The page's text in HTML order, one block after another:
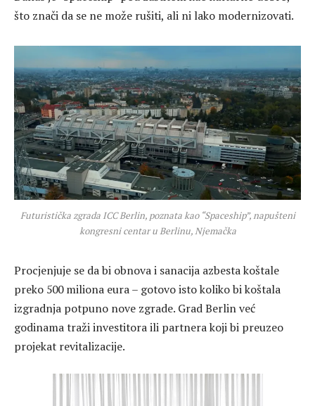
što znači da se ne može rušiti, ali ni lako modernizovati.
Futuristička zgrada ICC Berlin, poznata kao “Spaceship”, napušteni
kongresni centar u Berlinu, Njemačka
Procjenjuje se da bi obnova i sanacija azbesta koštale
preko 500 miliona eura – gotovo isto koliko bi koštala
izgradnja potpuno nove zgrade. Grad Berlin već
godinama traži investitora ili partnera koji bi preuzeo
projekat revitalizacije.